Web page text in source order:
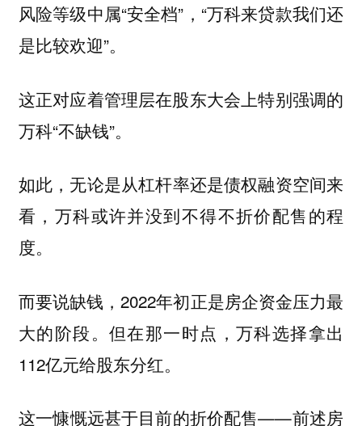
风险等级中属“安全档”，“万科来贷款我们还
是比较欢迎”。
这正对应着管理层在股东大会上特别强调的
万科“不缺钱”。
如此， 无论是从杠杆率还是债权融资空间来
看，万科或许并没到不得不折价配售的程
度。
而要说缺钱，2022年初正是房企资金压力最
大的阶段。但在那一时点，万科选择拿出
112亿元给股东分红。
这一慷慨远甚于目前的折价配售——前述房